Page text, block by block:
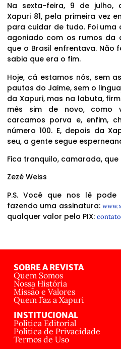
Na sexta-feira, 9 de julho,
Xapuri 81, pela primeira vez
para cuidar de tudo. Foi uma
agoniado com os rumos da
que o Brasil enfrentava. Não
sabia que era o fim.
Hoje, cá estamos nós, sem
pautas do Jaime, sem o
da Xapuri, mas na labuta,
mês sim de novo, como
carcamos porva e, enfim,
número 100. E, depois da
seu, a gente segue
Fica tranquilo, camarada,
Zezé Weiss
P.S. Você que nos lê pode
fazendo uma assinatura:
qualquer valor pelo PIX:
SOBRE A REVISTA
Quem Somos
Nossa História
Missão e Valores
Quem Faz a Xapuri
INSTITUCIONAL
Política Editorial
Política de Privacidade
Termos de Uso